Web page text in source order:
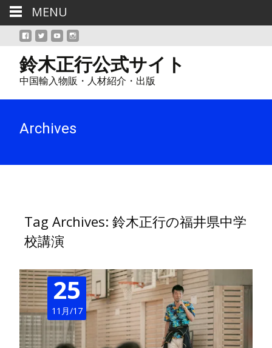
鈴木正行公式サイト
中国輸入物販・人材紹介・出版
Archives
Tag Archives: 鈴木正行の福井県中学
校講演
25
11月/17
MENU